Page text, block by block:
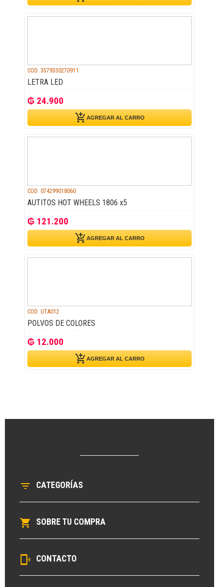
COD: 3579330270911
LETRA LED
₲ 24.900
add_shopping_cartAGREGAR AL CARRO
COD: 074299018060
AUTITOS HOT WHEELS 1806 x5
₲ 121.200
add_shopping_cartAGREGAR AL CARRO
COD: UTA012
POLVOS DE COLORES
₲ 12.000
add_shopping_cartAGREGAR AL CARRO
filter_list CATEGORÍAS
local_grocery_store SOBRE TU COMPRA
phonelink_ring CONTACTO